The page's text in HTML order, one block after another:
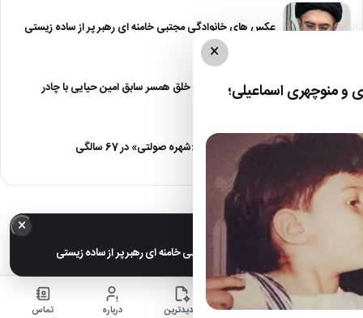
عکس های خانوادگی مجتبی خامنه ای رهبر پر از ساده زیستی
عکس| نیلوفر خوش خلق همسر سابق امین حیایی با چادر
عکس| تغییر چهره «شهره صولتی» در 67 سالگی
×
منوچهری اسماعیلی؛
× خبر مهم
عکس های خانوادگی مجتبی خامنه ای رهبر پر از ساده زیستی
خانه اخبار جدیدترین درباره تماس